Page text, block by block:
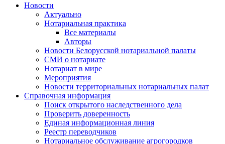
Новости
Актуально
Нотариальная практика
Все материалы
Авторы
Новости Белорусской нотариальной палаты
СМИ о нотариате
Нотариат в мире
Мероприятия
Новости территориальных нотариальных палат
Справочная информация
Поиск открытого наследственного дела
Проверить доверенность
Единая информационная линия
Реестр переводчиков
Нотариальное обслуживание агрогородков